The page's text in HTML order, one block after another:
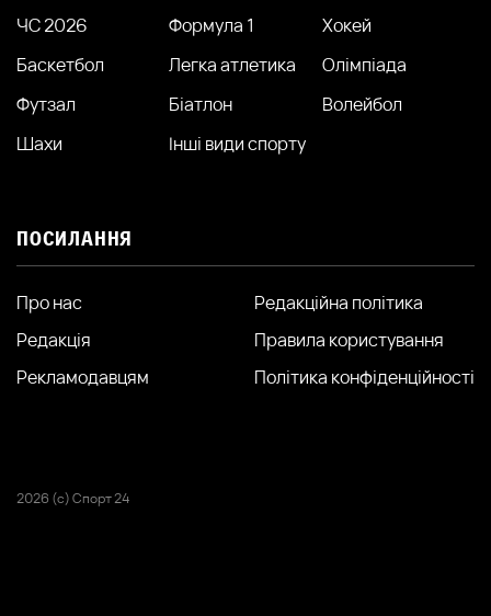
ЧС 2026
Формула 1
Хокей
Баскетбол
Легка атлетика
Олімпіада
Футзал
Біатлон
Волейбол
Шахи
Інші види спорту
ПОСИЛАННЯ
Про нас
Редакція
Рекламодавцям
Редакційна політика
Правила користування
Політика конфіденційності
2026 (с) Спорт 24